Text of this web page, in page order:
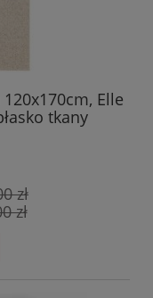
Elle
tkany
zł
zł